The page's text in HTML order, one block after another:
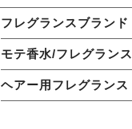
フレグランスブランド
モテ香水/フレグランス
ヘアー用フレグランス